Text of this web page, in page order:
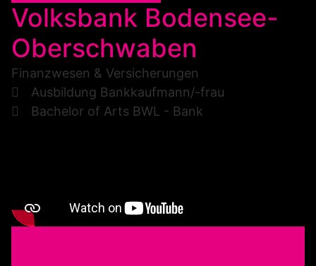
Volksbank Bodensee-
Oberschwaben
Finanzwesen & Versicherungen
Ausbildung Bankkaufmann/-frau
Bachelor of Arts BWL - Bank